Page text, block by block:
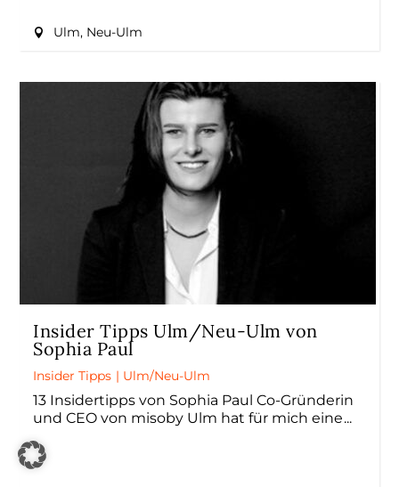
Ulm, Neu-Ulm
Insider Tipps Ulm/Neu-Ulm von
Sophia Paul
Insider Tipps | Ulm/Neu-Ulm
13 Insidertipps von Sophia Paul Co-Gründerin
und CEO von misoby Ulm hat für mich eine